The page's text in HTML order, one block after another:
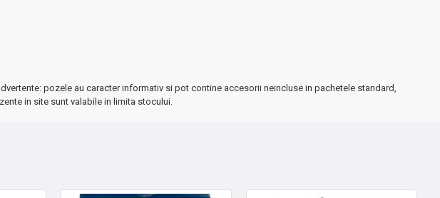
pozele au caracter informativ si pot contine accesorii neincluse in pachetele standard,
in site sunt valabile in limita stocului.